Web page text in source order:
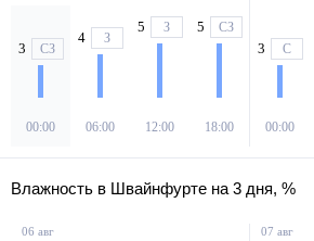
3 СЗ
00:00
4 З
06:00
5 З
12:00
5 СЗ
18:00
3 С
00:00
Влажность в Швайнфурте на 3 дня, %
06 авг 07 авг